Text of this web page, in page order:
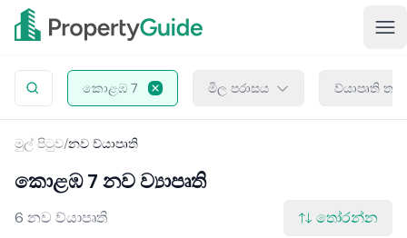
කොළඹ 7 මිල පරාසය ව්යාපෘති
මුල් පිටුව/නව ව්යාපෘති
කොළඹ 7 නව ව්‍යාපෘති
6 නව ව්යාපෘති තෝරන්න